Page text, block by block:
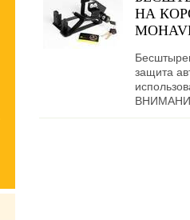
НА
защита